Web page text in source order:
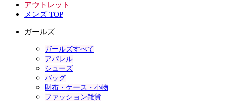
アウトレット
メンズ TOP
ガールズ
ガールズすべて
アパレル
シューズ
バッグ
財布・ケース・小物
ファッション雑貨